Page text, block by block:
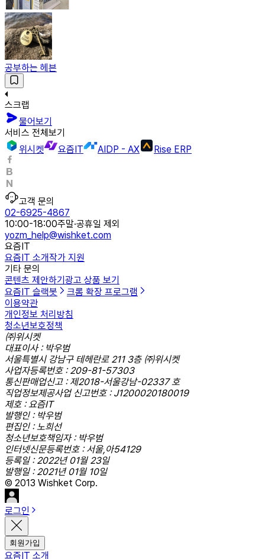
공부하는 헤븐
스크랩
물어보기
서비스 전체보기
위시켓
요즘IT AIDP - AX Rise ERP
고객 문의
02-6925-4867
10:00-18:00주말·공휴일 제외
yozm_help@wishket.com
요즘IT
요즘IT 소개작가 지원
기타 문의
콘텐츠 제안하기 광고 상품 보기
요즘IT 슬랙봇
크롬 확장 프로그램
이용약관
개인정보 처리방침
청소년보호정책
㈜위시켓
대표이사 : 박우범
서울특별시 강남구 테헤란로 211 3층 ㈜위시켓
사업자등록번호 : 209-81-57303
통신판매업신고 : 제2018-서울강남-02337 호
직업정보제공사업 신고번호 : J1200020180019
제호 : 요즘IT
발행인 : 박우범
편집인 : 노희선
청소년보호책임자 : 박우범
인터넷신문등록번호 : 서울,아54129
등록일 : 2022년 01월 23일
발행일 : 2021년 01월 10일
© 2013 Wishket Corp.
로그인
회원가입
요즘IT 소개